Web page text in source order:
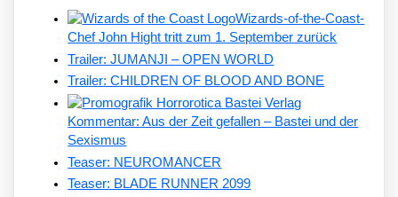
Wizards-of-the-Coast-
Chef John Hight tritt zum 1. September zurück
Trailer: JUMANJI – OPEN WORLD
Trailer: CHILDREN OF BLOOD AND BONE
Kommentar: Aus der Zeit gefallen – Bastei und der
Sexismus
Teaser: NEUROMANCER
Teaser: BLADE RUNNER 2099